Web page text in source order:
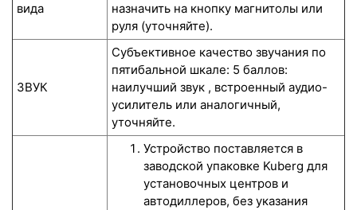
вида
назначить на кнопку магнитолы или
руля (уточняйте).
ЗВУК
Субъективное качество звучания по
пятибальной шкале: 5 баллов:
наилучший звук , встроенный аудио-
усилитель или аналогичный,
уточняйте.
Устройство поставляется в
заводской упаковке Kuberg для
установочных центров и
автодиллеров, без указания